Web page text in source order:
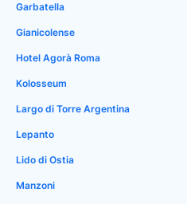
Garbatella
Gianicolense
Hotel Agorà Roma
Kolosseum
Largo di Torre Argentina
Lepanto
Lido di Ostia
Manzoni